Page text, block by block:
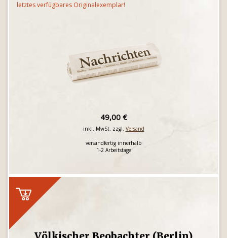
letztes verfügbares Originalexemplar!
49,00 €
inkl. MwSt. zzgl. Versand
versandfertig innerhalb
1-2 Arbeitstage